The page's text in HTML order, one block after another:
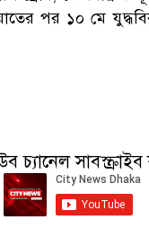
পর ১০ মে
চ্যানেল